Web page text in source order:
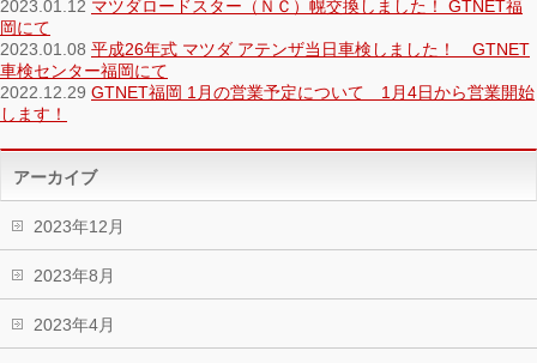
2023.01.12 マツダロードスター（ＮＣ）幌交換しました！ GTNET福
岡にて
2023.01.08 平成26年式 マツダ アテンザ当日車検しました！ GTNET
車検センター福岡にて
2022.12.29 GTNET福岡 1月の営業予定について 1月4日から営業開始
します！
アーカイブ
2023年12月
2023年8月
2023年4月